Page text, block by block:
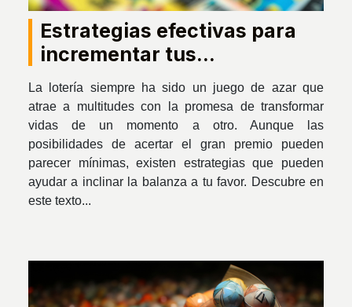
Estrategias efectivas para
incrementar tus
posibilidades de ganar en la
lotería
La lotería siempre ha sido un juego de azar que
atrae a multitudes con la promesa de transformar
vidas de un momento a otro. Aunque las
posibilidades de acertar el gran premio pueden
parecer mínimas, existen estrategias que pueden
ayudar a inclinar la balanza a tu favor. Descubre en
este texto...